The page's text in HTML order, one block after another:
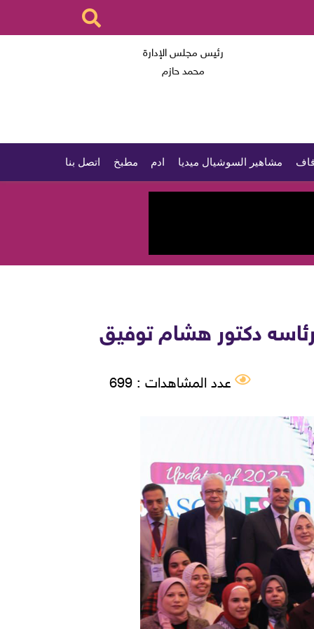
رئيس مجلس الإدارة
محمد حازم
مشاهير السوشيال ميديا ادم مطبخ اتصل بنا
دكتور هشام توفيق
عدد المشاهدات : 699